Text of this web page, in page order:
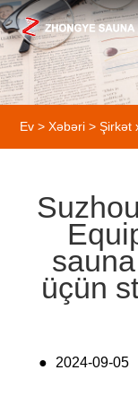
Ev > Xəbəri >Şirkət
üçün
● 2024-09-05